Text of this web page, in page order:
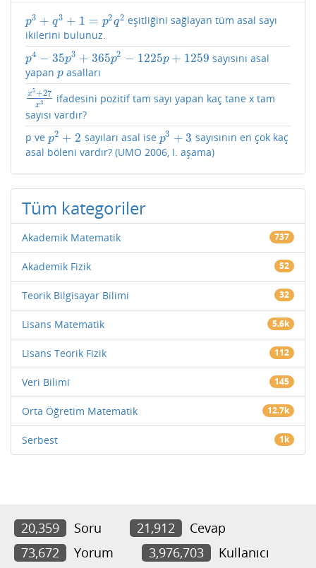
p3 + q3 + 1 = p2q2
p3 +q 3+1 =p 2q2
eşitliğini sağlayan tüm asal sayı
ikilerini bulunuz.
p4 − 35p3 + 365p2 − 1225p + 1259
p4 −35p3+365 p2−1225p +1259
sayısını asal
yapan p
pasalları
x5+27
x3
x5+27 x3
ifadesini pozitif tam sayı yapan kaç tane x tam
sayısı vardır?
p ve p2 + 2
p2 +2 sayıları asal ise p3 + 3
p3 +3
sayısının en çok kaç
asal böleni vardır? (UMO 2006, I. aşama)
Tüm kategoriler
Akademik Matematik 737
Akademik Fizik 52
Teorik Bilgisayar Bilimi 32
Lisans Matematik 5.6k
Lisans Teorik Fizik 112
Veri Bilimi 145
Orta Öğretim Matematik 12.7k
Serbest 1k
20,359 Soru 21,912
Cevap
73,672
Yorum 3,976,703 Kullanıcı